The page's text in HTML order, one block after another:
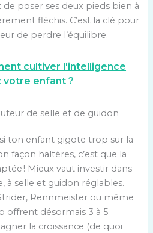
poser ses deux pieds bien à
fléchis. C’est la clé pour
de perdre l’équilibre.
cultiver l'intelligence
votre enfant ?
de selle et de guidon
ton enfant gigote trop sur la
façon haltères, c’est que la
! Mieux vaut investir dans
à selle et guidon réglables.
Rennmeister ou même
offrent désormais 3 à 5
la croissance (de quoi